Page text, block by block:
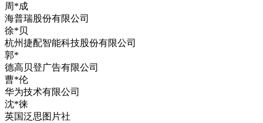
周*成
海普瑞股份有限公司
徐*贝
杭州捷配智能科技股份有限公司
郭*
德高贝登广告有限公司
曹*伦
华为技术有限公司
沈*徕
英国泛思图片社